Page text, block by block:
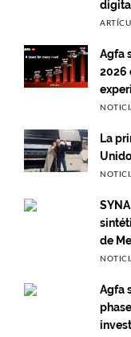
Agfa
2026
La
de
Agfa